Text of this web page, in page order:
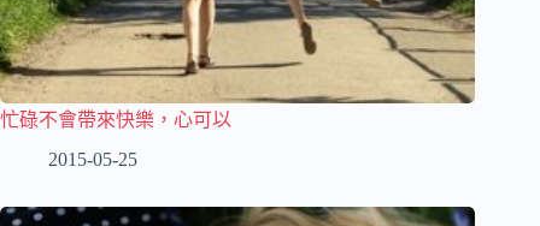
忙碌不會帶來快樂，心可以
2015-05-25